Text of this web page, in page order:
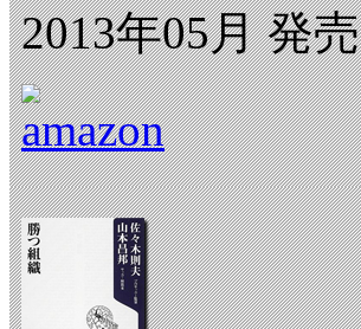
2013年05月 発売